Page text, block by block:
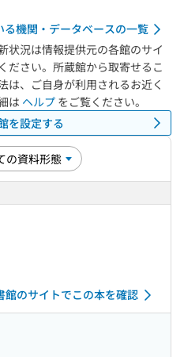
る機関・データベースの一覧
状況は情報提供元の各館のサイ
ださい。所蔵館から取寄せるこ
は、ご自身が利用されるお近く
は ヘルプ をご覧ください。
を設定する
館のサイトでこの本を確認